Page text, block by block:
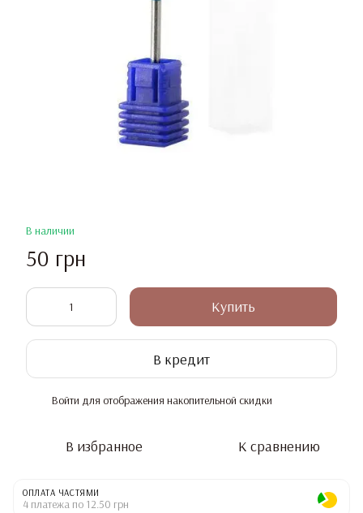
В наличии
50 грн
Купить
В кредит
Войти для отображения накопительной скидки
В избранное К сравнению
ОПЛАТА ЧАСТЯМИ
4 платежа по 12.50 грн